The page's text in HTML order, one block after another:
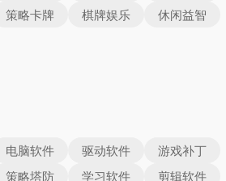
策略卡牌 棋牌娱乐
休闲益智
电脑软件 驱动软件
游戏补丁
策略塔防 学习软件
剪辑软件